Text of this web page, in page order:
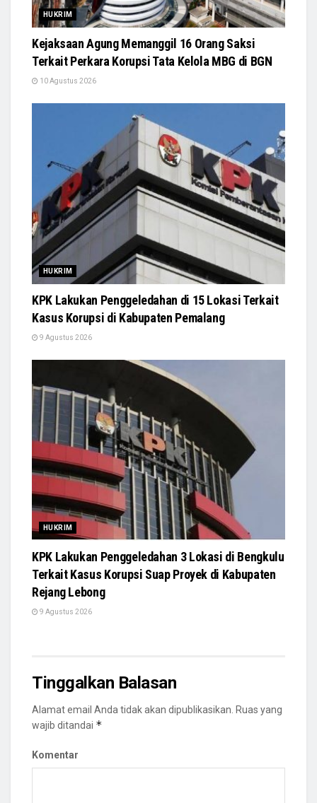
HUKRIM
Kejaksaan Agung Memanggil 16 Orang Saksi
Terkait Perkara Korupsi Tata Kelola MBG di BGN
10 Agustus 2026
HUKRIM
KPK Lakukan Penggeledahan di 15 Lokasi Terkait
Kasus Korupsi di Kabupaten Pemalang
9 Agustus 2026
HUKRIM
KPK Lakukan Penggeledahan 3 Lokasi di Bengkulu
Terkait Kasus Korupsi Suap Proyek di Kabupaten
Rejang Lebong
9 Agustus 2026
Tinggalkan Balasan
Alamat email Anda tidak akan dipublikasikan. Ruas yang
wajib ditandai *
Komentar